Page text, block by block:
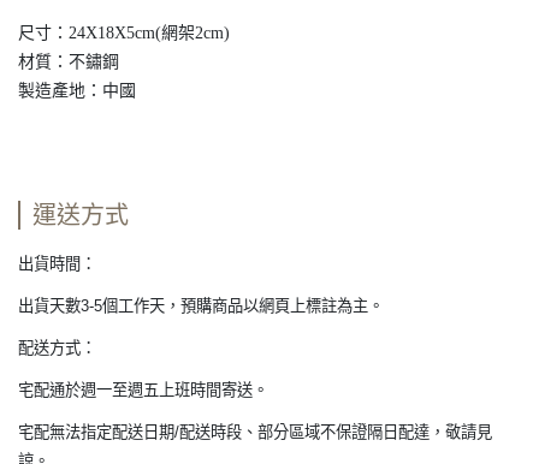
尺寸：24X18X5cm(網架2cm)
材質：不鏽鋼
製造產地：中國
運送方式
出貨時間：
出貨天數3-5個工作天，預購商品以網頁上標註為主。
配送方式：
宅配通於週一至週五上班時間寄送。
宅配無法指定配送日期/配送時段、部分區域不保證隔日配達，敬請見